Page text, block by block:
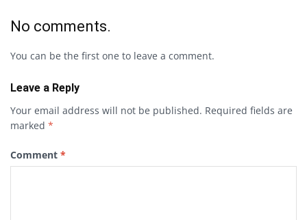
No comments.
You can be the first one to leave a comment.
Leave a Reply
Your email address will not be published. Required fields are
marked *
Comment *